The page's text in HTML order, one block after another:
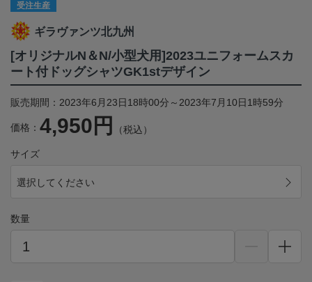
受注生産
ギラヴァンツ北九州
[オリジナルN＆N/小型犬用]2023ユニフォームスカ
ート付ドッグシャツGK1stデザイン
販売期間：2023年6月23日18時00分～2023年7月10日1時59分
価格： 4,950円 （税込）
サイズ
選択してください
数量